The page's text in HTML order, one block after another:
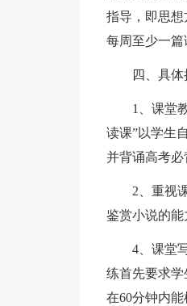
指导，即思想
每周至少一篇
四、具体
1、课堂
读课”以学生
并背诵高考必
2、重视
鉴赏小说的能
4、课堂
练首先要求学
在60分钟内